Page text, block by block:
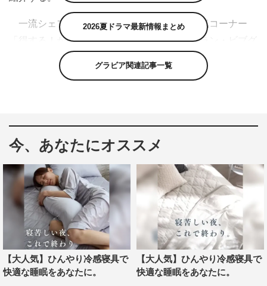
一流シェフが家庭向けレシピを公開する人気コーナー
「得する！かけ算レシピ」。今回は、ミシュラン・ビブグ
ルマン7年連続獲得の大阪・福島の人気イタリアン「イ
ル・ルォーゴ・ディ・タケウチ」の竹内シェフが、「8分
バ缶を汁ごと投入する。
2026夏ドラマ最新情報まとめ
グラビア関連記事一覧
今、あなたにオススメ
【大人気】ひんやり冷感寝具で
快適な睡眠をあなたに。
【大人気】ひんやり冷感寝具で
快適な睡眠をあなたに。